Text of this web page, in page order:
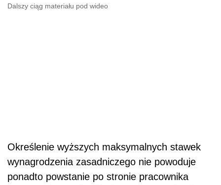
Dalszy ciąg materiału pod wideo
Określenie wyższych maksymalnych stawek
wynagrodzenia zasadniczego nie powoduje
ponadto powstanie po stronie pracownika